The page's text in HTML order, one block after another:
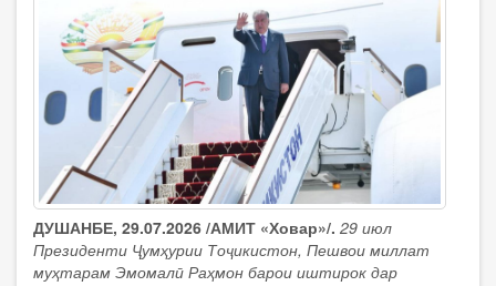
ДУШАНБЕ, 29.07.2026 /АМИТ «Ховар»/. 29 июл
Президенти Ҷумҳурии Тоҷикистон, Пешвои миллат
муҳтарам Эмомалӣ Раҳмон барои иштирок дар